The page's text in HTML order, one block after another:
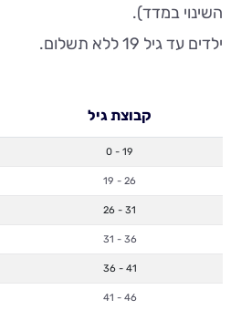
השינוי במדד).
ילדים עד גיל 19 ללא תשלום.
קבוצת גיל
0 - 19
19 - 26
26 - 31
31 - 36
36 - 41
41 - 46